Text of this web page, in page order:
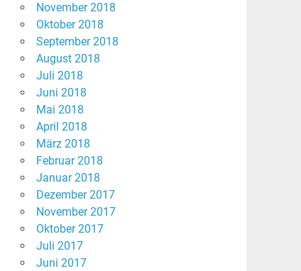
November 2018
Oktober 2018
September 2018
August 2018
Juli 2018
Juni 2018
Mai 2018
April 2018
März 2018
Februar 2018
Januar 2018
Dezember 2017
November 2017
Oktober 2017
Juli 2017
Juni 2017